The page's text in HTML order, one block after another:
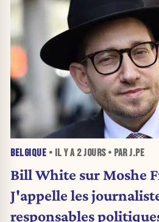
BELGIQUE • IL Y A 2 JOURS• PAR J.PE
Bill White sur Moshe
J'appelle les
responsables